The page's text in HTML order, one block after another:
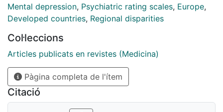
instrument such as the PHQ-8 is considered more
appropriate.
Mental depression, Psychiatric rating scales, Europe,
Developed countries, Regional disparities
Col·leccions
Articles publicats en revistes (Medicina)
Pàgina completa de l'ítem
Citació